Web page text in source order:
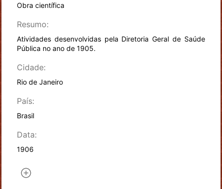
Obra científica
Resumo:
Atividades desenvolvidas pela Diretoria Geral de Saúde
Pública no ano de 1905.
Cidade:
Rio de Janeiro
País:
Brasil
Data:
1906